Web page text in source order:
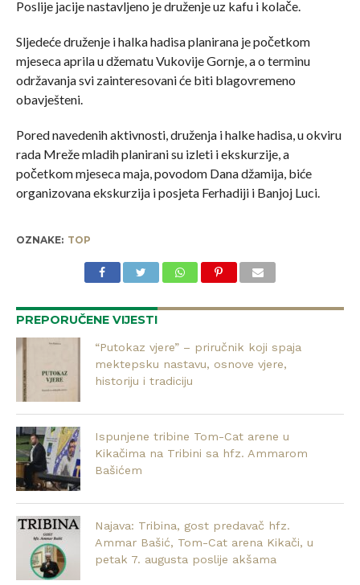
Poslije jacije nastavljeno je druženje uz kafu i kolače.
Sljedeće druženje i halka hadisa planirana je početkom
mjeseca aprila u džematu Vukovije Gornje, a o terminu
održavanja svi zainteresovani će biti blagovremeno
obavješteni.
Pored navedenih aktivnosti, druženja i halke hadisa, u okviru
rada Mreže mladih planirani su izleti i ekskurzije, a
početkom mjeseca maja, povodom Dana džamija, biće
organizovana ekskurzija i posjeta Ferhadiji i Banjoj Luci.
OZNAKE: TOP
PREPORUČENE VIJESTI
“Putokaz vjere” – priručnik koji spaja
mektepsku nastavu, osnove vjere,
historiju i tradiciju
Ispunjene tribine Tom-Cat arene u
Kikačima na Tribini sa hfz. Ammarom
Bašićem
Najava: Tribina, gost predavač hfz.
Ammar Bašić, Tom-Cat arena Kikači, u
petak 7. augusta poslije akšama